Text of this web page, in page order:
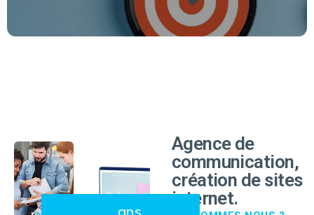
EN SAVOIR PLUS
ans
Agence de
communication,
création de sites
internet.